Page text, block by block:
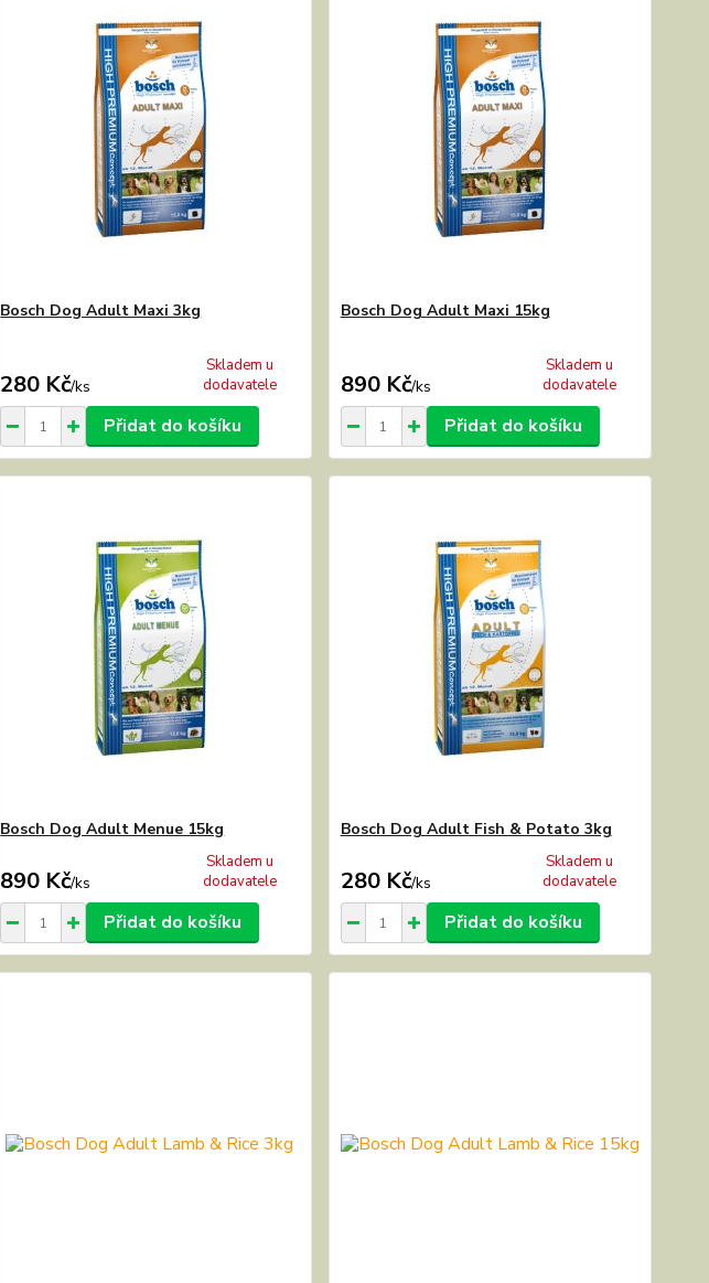
Bosch Dog Adult Maxi 3kg
280 Kč/ks
Skladem u
dodavatele
Přidat do košíku
Bosch Dog Adult Maxi 15kg
890 Kč/ks
Skladem u
dodavatele
Přidat do košíku
Bosch Dog Adult Menue 15kg
890 Kč/ks
Skladem u
dodavatele
Přidat do košíku
Bosch Dog Adult Fish & Potato 3kg
280 Kč/ks
Skladem u
dodavatele
Přidat do košíku